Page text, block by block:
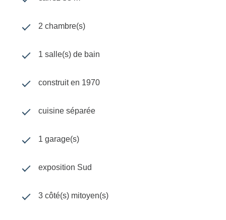
2 chambre(s)
1 salle(s) de bain
construit en 1970
cuisine séparée
1 garage(s)
exposition Sud
3 côté(s) mitoyen(s)